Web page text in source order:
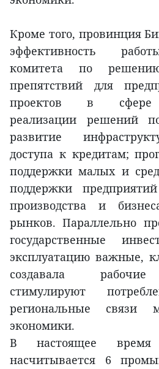
Кроме того, провинция
эффективность
комитета по
препятствий для
проектов в сфере
реализации решений
развитие
доступа к кредитам;
поддержки малых и
поддержки
производства и
рынков. Параллельно
государственные
эксплуатацию важные,
создавала рабочие
стимулируют
региональные связи
экономики.
В настоящее
насчитывается 6